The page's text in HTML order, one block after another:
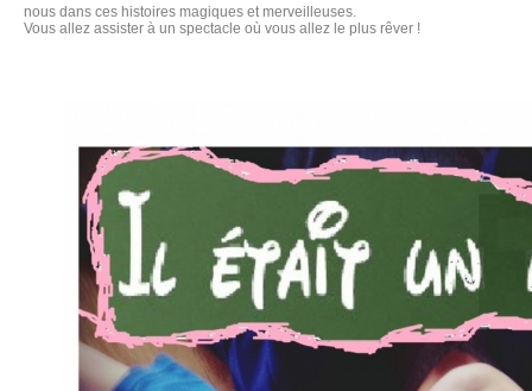
nous dans ces histoires magiques et merveilleuses.
Vous allez assister à un spectacle où vous allez le plus rêver !